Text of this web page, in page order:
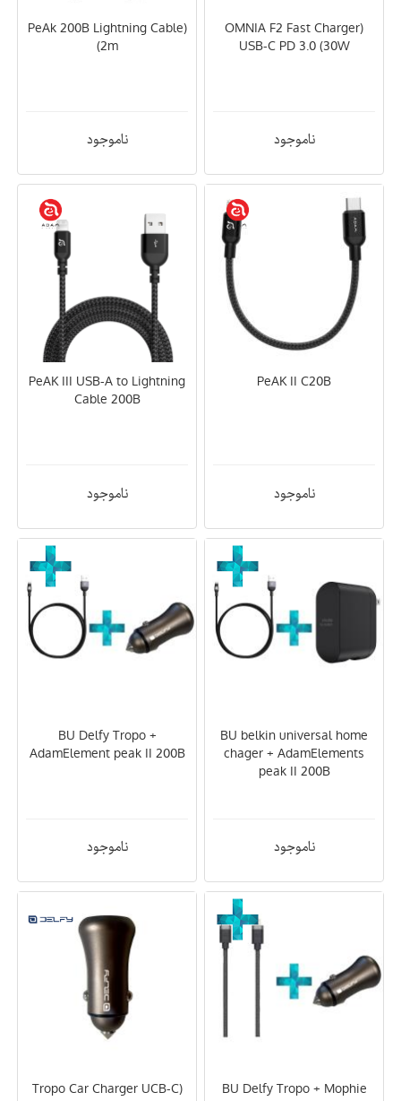
(OMNIA F2 Fast Charger
USB-C PD 3.0 (30W
ناموجود
(PeAk 200B Lightning Cable
(2m
ناموجود
PeAK II C20B
ناموجود
PeAK III USB-A to Lightning
Cable 200B
ناموجود
BU belkin universal home
chager + AdamElements
peak II 200B
ناموجود
BU Delfy Tropo +
AdamElement peak II 200B
ناموجود
BU Delfy Tropo + Mophie
(Tropo Car Charger UCB-C